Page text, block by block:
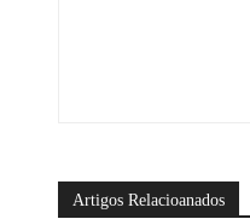
Artigos Relacioanados